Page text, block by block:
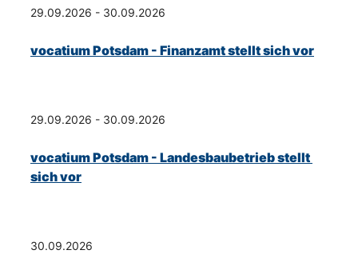
29.09.2026 - 30.09.2026
vocatium Potsdam - Finanzamt stellt sich vor
29.09.2026 - 30.09.2026
vocatium Potsdam - Landesbaubetrieb stellt
sich vor
30.09.2026